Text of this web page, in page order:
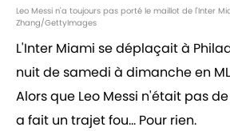
Leo Messi n'a toujours pas porté le maillot de l'Inter
Zhang/GettyImages
L'Inter Miami se déplaçait à
nuit de samedi à dimanche en
Alors que Leo Messi n'était pas
a fait un trajet fou... Pour rien.